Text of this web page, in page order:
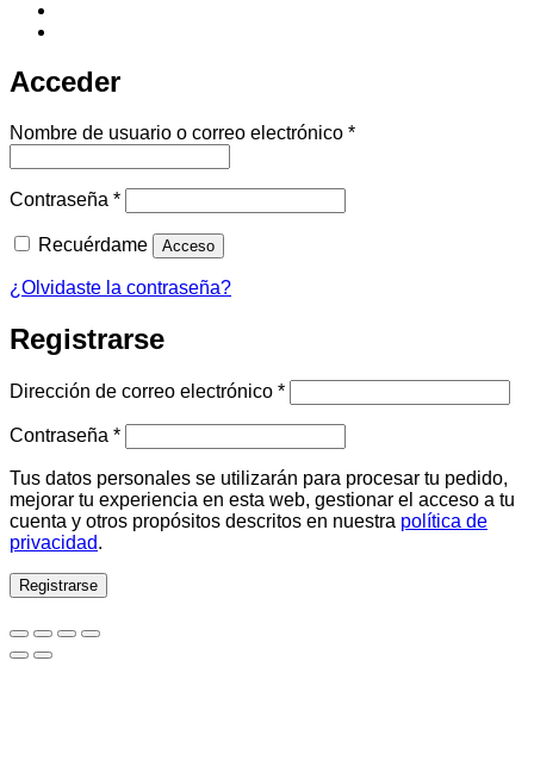
Acceder
Nombre de usuario o correo electrónico *Obligatorio
Contraseña *Obligatorio
Recuérdame Acceso
¿Olvidaste la contraseña?
Registrarse
Dirección de correo electrónico *Obligatorio
Contraseña *Obligatorio
Tus datos personales se utilizarán para procesar tu pedido,
mejorar tu experiencia en esta web, gestionar el acceso a tu
cuenta y otros propósitos descritos en nuestra política de
privacidad.
Registrarse